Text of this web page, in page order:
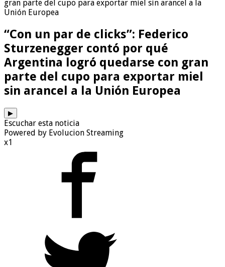
gran parte del cupo para exportar miel sin arancel a la
Unión Europea
“Con un par de clicks”: Federico
Sturzenegger contó por qué
Argentina logró quedarse con gran
parte del cupo para exportar miel
sin arancel a la Unión Europea
▶
Escuchar esta noticia
Powered by Evolucion Streaming
x1